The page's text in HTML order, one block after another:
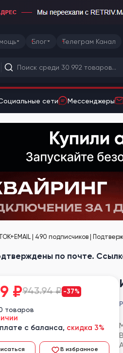
Блог Телеграм Канал
сети Мессенджеры
| 490 подписчиков |
по почте.
₽943.94 ₽ -37%
товаров
с баланса, скидка 3%
В избранное